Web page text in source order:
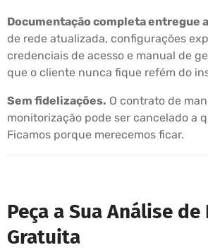
Documentação completa entregue
de rede atualizada, configurações
credenciais de acesso e manual de
que o cliente nunca fique refém do
Sem fidelizações. O contrato de
monitorização pode ser cancelado a
Ficamos porque merecemos ficar.
Peça a Sua Análise de
Gratuita